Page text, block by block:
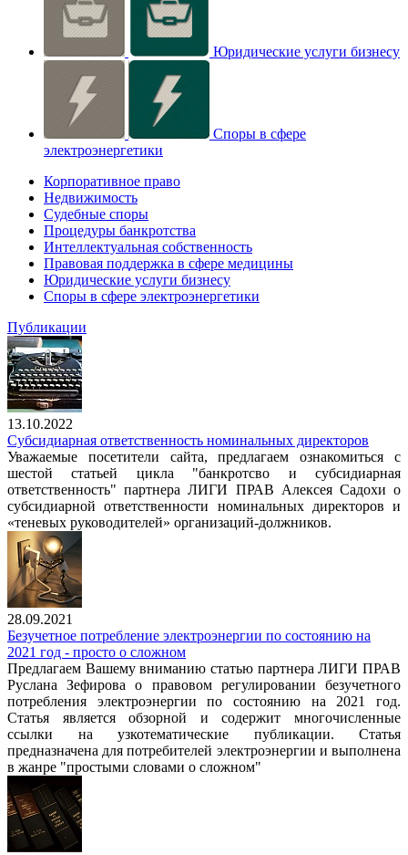
Юридические услуги бизнесу
Споры в сфере
электроэнергетики
Корпоративное право
Недвижимость
Судебные споры
Процедуры банкротства
Интеллектуальная собственность
Правовая поддержка в сфере медицины
Юридические услуги бизнесу
Споры в сфере электроэнергетики
Публикации
13.10.2022
Субсидиарная ответственность номинальных директоров
Уважаемые посетители сайта, предлагаем ознакомиться с
шестой статьей цикла "банкротсво и субсидиарная
ответственность" партнера ЛИГИ ПРАВ Алексея Садохи о
субсидиарной ответственности номинальных директоров и
«теневых руководителей» организаций-должников.
28.09.2021
Безучетное потребление электроэнергии по состоянию на
2021 год - просто о сложном
Предлагаем Вашему вниманию статью партнера ЛИГИ ПРАВ
Руслана Зефирова о правовом регулировании безучетного
потребления электроэнергии по состоянию на 2021 год.
Статья является обзорной и содержит многочисленные
ссылки на узкотематические публикации. Статья
предназначена для потребителей электроэнергии и выполнена
в жанре "простыми словами о сложном"